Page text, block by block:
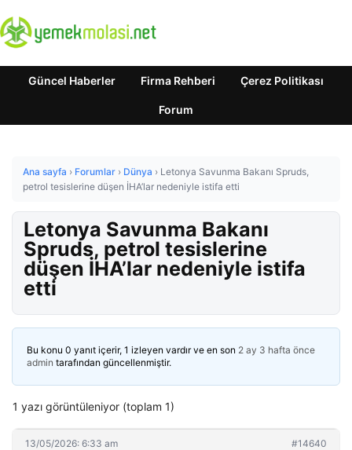
Güncel Haberler Firma Rehberi Çerez Politikası
Forum
Ana sayfa › Forumlar › Dünya › Letonya Savunma Bakanı Spruds,
petrol tesislerine düşen İHA’lar nedeniyle istifa etti
Letonya Savunma Bakanı
Spruds, petrol tesislerine
düşen İHA’lar nedeniyle istifa
etti
Bu konu 0 yanıt içerir, 1 izleyen vardır ve en son 2 ay 3 hafta önce
admin tarafından güncellenmiştir.
1 yazı görüntüleniyor (toplam 1)
13/05/2026: 6:33 am #14640